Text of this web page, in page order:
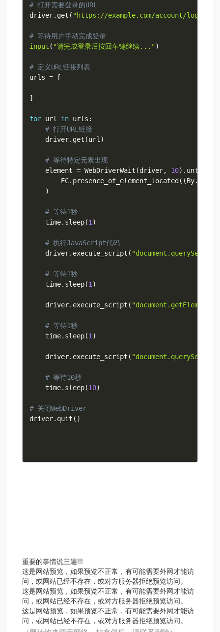
# 打开需要登录的URL
driver. get ( "https://example.com/account/login/"
# 等待用户手动完成登录
input ( "请完成登录后按回车键继续...")
# 定义URL链接列表
urls = [
]
for url in urls :
# 打开URL链接
    driver
. get (url )
# 等待特定元素出现
    element
= WebDriverWait (driver, 10) . until
        EC
. presence_of_element_located ( (By.
)
# 等待1秒
    time
. sleep(1 )
# 执行JavaScript代码
    driver
. execute_script (
# 等待1秒
    time
. sleep(1 )
    driver
. execute_script (
# 等待1秒
    time
. sleep(1 )
    driver
. execute_script (
# 等待10秒
    time
. sleep(10)
# 关闭WebDriver
driver. quit ( )
重要的事情说三遍!!!
这是网站预览，如果预览不正常，有可能需要外网才能访
问，或网站已经不存在，或对方服务器拒绝预览访问。
这是网站预览，如果预览不正常，有可能需要外网才能访
问，或网站已经不存在，或对方服务器拒绝预览访问。
这是网站预览，如果预览不正常，有可能需要外网才能访
问，或网站已经不存在，或对方服务器拒绝预览访问。